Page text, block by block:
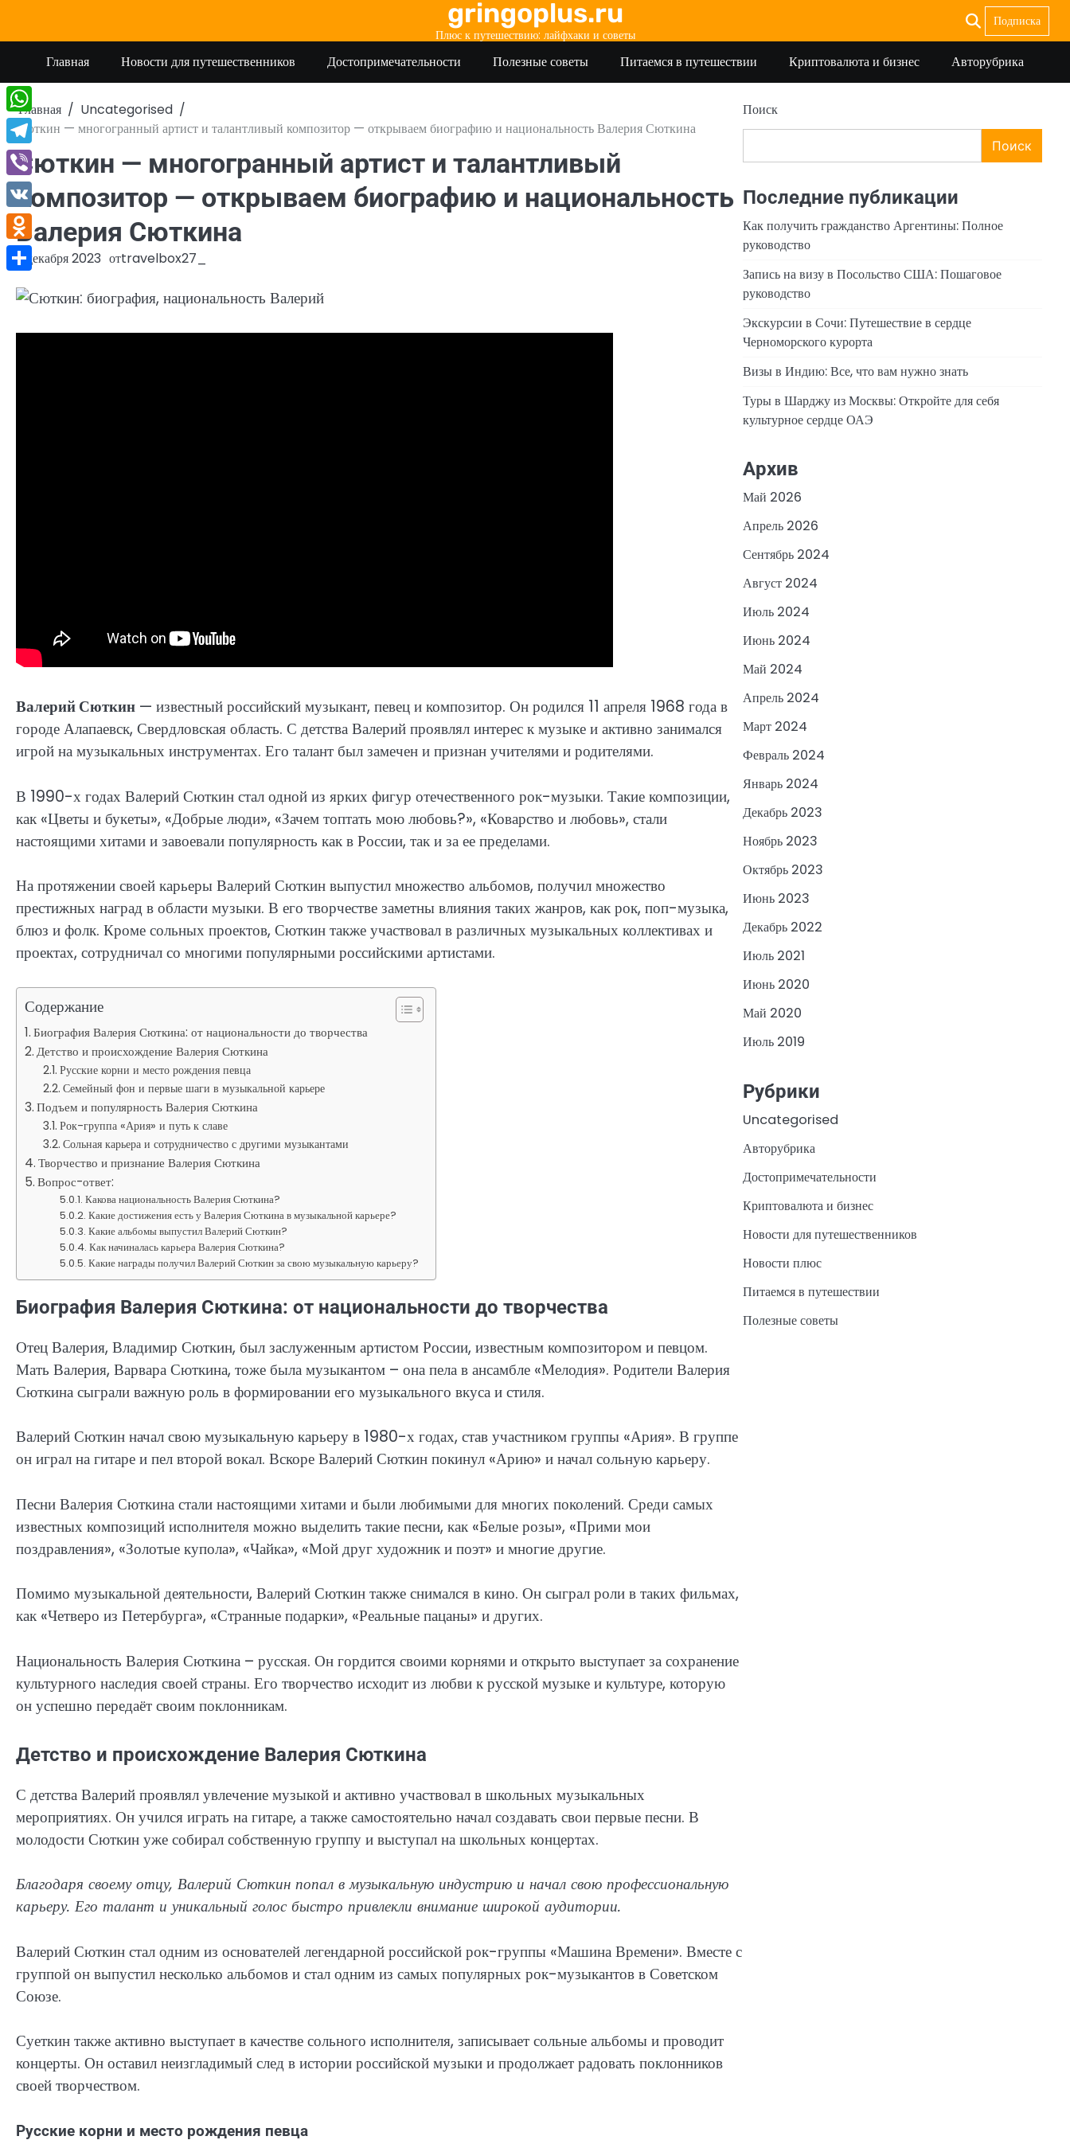
содержимому
gringoplus.ru
Плюс к путешествию: лайфхаки и советы
Подписка
Главная Новости для путешественников Достопримечательности Полезные советы Питаемся в путешествии Криптовалюта и бизнес Авторубрика
Главная
Uncategorised
Сюткин — многогранный артист и талантливый композитор — открываем биографию и национальность Валерия Сюткина
Сюткин — многогранный артист и талантливый
композитор — открываем биографию и национальность
Валерия Сюткина
2 декабря 2023 отtravelbox27_
Валерий Сюткин — известный российский музыкант, певец и композитор. Он родился 11 апреля 1968 года в
городе Алапаевск, Свердловская область. С детства Валерий проявлял интерес к музыке и активно занимался
игрой на музыкальных инструментах. Его талант был замечен и признан учителями и родителями.
В 1990-х годах Валерий Сюткин стал одной из ярких фигур отечественного рок-музыки. Такие композиции,
как «Цветы и букеты», «Добрые люди», «Зачем топтать мою любовь?», «Коварство и любовь», стали
настоящими хитами и завоевали популярность как в России, так и за ее пределами.
На протяжении своей карьеры Валерий Сюткин выпустил множество альбомов, получил множество
престижных наград в области музыки. В его творчестве заметны влияния таких жанров, как рок, поп-музыка,
блюз и фолк. Кроме сольных проектов, Сюткин также участвовал в различных музыкальных коллективах и
проектах, сотрудничал со многими популярными российскими артистами.
Содержание
Биография Валерия Сюткина: от национальности до творчества
Детство и происхождение Валерия Сюткина
Русские корни и место рождения певца
Семейный фон и первые шаги в музыкальной карьере
Подъем и популярность Валерия Сюткина
Рок-группа «Ария» и путь к славе
Сольная карьера и сотрудничество с другими музыкантами
Творчество и признание Валерия Сюткина
Вопрос-ответ:
Какова национальность Валерия Сюткина?
Какие достижения есть у Валерия Сюткина в музыкальной карьере?
Какие альбомы выпустил Валерий Сюткин?
Как начиналась карьера Валерия Сюткина?
Какие награды получил Валерий Сюткин за свою музыкальную карьеру?
Биография Валерия Сюткина: от национальности до творчества
Отец Валерия, Владимир Сюткин, был заслуженным артистом России, известным композитором и певцом.
Мать Валерия, Варвара Сюткина, тоже была музыкантом – она пела в ансамбле «Мелодия». Родители Валерия
Сюткина сыграли важную роль в формировании его музыкального вкуса и стиля.
Валерий Сюткин начал свою музыкальную карьеру в 1980-х годах, став участником группы «Ария». В группе
он играл на гитаре и пел второй вокал. Вскоре Валерий Сюткин покинул «Арию» и начал сольную карьеру.
Песни Валерия Сюткина стали настоящими хитами и были любимыми для многих поколений. Среди самых
известных композиций исполнителя можно выделить такие песни, как «Белые розы», «Прими мои
поздравления», «Золотые купола», «Чайка», «Мой друг художник и поэт» и многие другие.
Помимо музыкальной деятельности, Валерий Сюткин также снимался в кино. Он сыграл роли в таких фильмах,
как «Четверо из Петербурга», «Странные подарки», «Реальные пацаны» и других.
Национальность Валерия Сюткина – русская. Он гордится своими корнями и открыто выступает за сохранение
культурного наследия своей страны. Его творчество исходит из любви к русской музыке и культуре, которую
он успешно передаёт своим поклонникам.
Детство и происхождение Валерия Сюткина
С детства Валерий проявлял увлечение музыкой и активно участвовал в школьных музыкальных
мероприятиях. Он учился играть на гитаре, а также самостоятельно начал создавать свои первые песни. В
молодости Сюткин уже собирал собственную группу и выступал на школьных концертах.
Благодаря своему отцу, Валерий Сюткин попал в музыкальную индустрию и начал свою профессиональную
карьеру. Его талант и уникальный голос быстро привлекли внимание широкой аудитории.
Валерий Сюткин стал одним из основателей легендарной российской рок-группы «Машина Времени». Вместе с
группой он выпустил несколько альбомов и стал одним из самых популярных рок-музыкантов в Советском
Союзе.
Суеткин также активно выступает в качестве сольного исполнителя, записывает сольные альбомы и проводит
концерты. Он оставил неизгладимый след в истории российской музыки и продолжает радовать поклонников
своей творчеством.
Русские корни и место рождения певца
Поиск
Поиск
Последние публикации
Как получить гражданство Аргентины: Полное
руководство
Запись на визу в Посольство США: Пошаговое
руководство
Экскурсии в Сочи: Путешествие в сердце
Черноморского курорта
Визы в Индию: Все, что вам нужно знать
Туры в Шарджу из Москвы: Откройте для себя
культурное сердце ОАЭ
Архив
Май 2026
Апрель 2026
Сентябрь 2024
Август 2024
Июль 2024
Июнь 2024
Май 2024
Апрель 2024
Март 2024
Февраль 2024
Январь 2024
Декабрь 2023
Ноябрь 2023
Октябрь 2023
Июнь 2023
Декабрь 2022
Июль 2021
Июнь 2020
Май 2020
Июль 2019
Рубрики
Uncategorised
Авторубрика
Достопримечательности
Криптовалюта и бизнес
Новости для путешественников
Новости плюс
Питаемся в путешествии
Полезные советы
WhatsApp
Telegram
Viber
VK
Odnoklassniki
Отправить